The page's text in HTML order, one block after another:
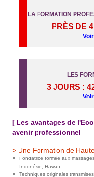
LA FORMATION
PRÈS DE
LES
3 JOURS :
[ Les avantages de
avenir professionnel
> Une Formation de
Fondatrice formée aux
Indonésie, Hawaïï
Techniques originales